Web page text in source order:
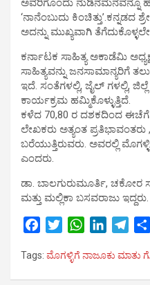
ಅವರಿಗೊಂದು ನುಡಿನಮನವನ್ನೂ
‘ನಾನೆಂಬುದು ಕಿಂಚಿತ್ತು’.ಕನ್ನಡದ
ಅದನ್ನು ಮುಖ್ಯವಾಗಿ
ಕರ್ನಾಟಕ ಸಾಹಿತ್ಯ ಅಕಾಡೆಮಿ
ಸಾಹಿತ್ಯವನ್ನು ಜನಸಾಮಾನ್ಯರಿಗೆ
ಇದೆ. ಸಂತೆಗಳಲ್ಲಿ, ಜೈಲ್ ಗಳಲ್ಲಿ, ಜಿಲ್ಲೆ
ಕಾರ್ಯಕ್ರಮ ಹಮ್ಮಿಕೊಳ್ಳುತ್ತಿದೆ.
ಕಳೆದ 70,80 ರ ದಶಕದಿಂದ ಈಚೆಗೆ
ಲೇಖಕರು ಅತ್ಯಂತ ಪ್ರತಿಭಾವಂತರು
ಬರೆಯುತ್ತಿರುವರು. ಅವರಲ್ಲಿ
ಎಂದರು.
ಡಾ. ಬಾಲಗುರುಮೂರ್ತಿ, ಚಕೋರ
ಮತ್ತು ಮಲ್ಲಿಕಾ ಬಸವರಾಜು ಇದ್ದರು.
c
i
W
a
n
l
Tags: ಮೊಗಳ್ಳಿಗೆ ನಾಜೂಕು ಮಾತು